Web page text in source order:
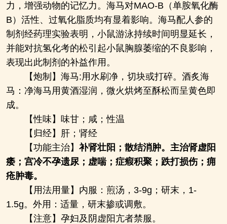
力，增强动物的记忆力。海马对MAO-B（单胺氧化酶
B）活性、过氧化脂质均有显着影响。海马配人参的
制剂经药理实验表明，小鼠游泳持续时间明显延长，
并能对抗氢化考的松引起小鼠胸腺萎缩的不良影响，
表现出此制剂的补益作用。
【炮制】海马:用水刷净，切块或打碎。酒炙海
马：净海马用黄酒湿润，微火烘烤至酥松而呈黄色即
成。
【性味】味甘；咸；性温
【归经】肝；肾经
【功能主治】 补肾壮阳；散结消肿。主治肾虚阳
痿；宫冷不孕遗尿；虚喘；症瘕积聚；跌打损伤；痈
疮肿毒。
【用法用量】内服：煎汤，3-9g；研末，1-
1.5g。外用：适量，研末掺或调敷。
【注意】孕妇及阴虚阳亢者禁服。